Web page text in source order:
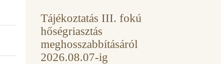
Tájékoztatás III. fokú
hőségriasztás
meghosszabbításáról
2026.08.07-ig